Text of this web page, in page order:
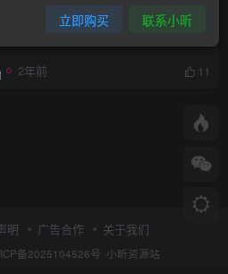
2年前 11
明 广告合作 关于我们
备2025104526号 ·小昕资源站
立即购买 联系小昕